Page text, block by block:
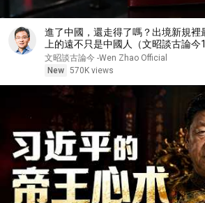
進了中國，還走得了嗎？出境新規裡
上的遠不只是中國人（文昭談古論今
文昭談古論今 -Wen Zhao Official
New 570K views